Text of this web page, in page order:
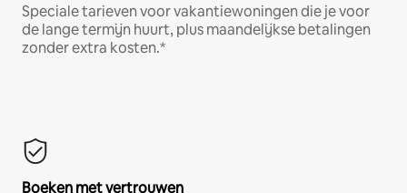
Speciale tarieven voor vakantiewoningen die je voor
de lange termijn huurt, plus maandelijkse betalingen
zonder extra kosten.*
Boeken met vertrouwen